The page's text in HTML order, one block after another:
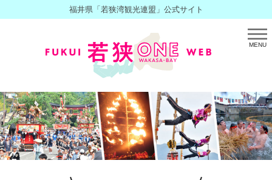
福井県「若狭湾観光連盟」公式サイト
MENU